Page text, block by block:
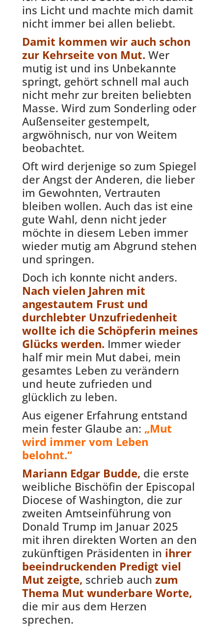
ins Licht und machte mich damit
nicht immer bei allen beliebt.
Damit kommen wir auch schon
zur Kehrseite von Mut. Wer
mutig ist und ins Unbekannte
springt, gehört schnell mal auch
nicht mehr zur breiten beliebten
Masse. Wird zum Sonderling oder
Außenseiter gestempelt,
argwöhnisch, nur von Weitem
beobachtet.
Oft wird derjenige so zum Spiegel
der Angst der Anderen, die lieber
im Gewohnten, Vertrauten
bleiben wollen. Auch das ist eine
gute Wahl, denn nicht jeder
möchte in diesem Leben immer
wieder mutig am Abgrund stehen
und springen.
Doch ich konnte nicht anders.
Nach vielen Jahren mit
angestautem Frust und
durchlebter Unzufriedenheit
wollte ich die Schöpferin meines
Glücks werden. Immer wieder
half mir mein Mut dabei, mein
gesamtes Leben zu verändern
und heute zufrieden und
glücklich zu leben.
Aus eigener Erfahrung entstand
mein fester Glaube an: „Mut
wird immer vom Leben
belohnt.“
Mariann Edgar Budde, die erste
weibliche Bischöfin der Episcopal
Diocese of Washington, die zur
zweiten Amtseinführung von
Donald Trump im Januar 2025
mit ihren direkten Worten an den
zukünftigen Präsidenten in ihrer
beeindruckenden Predigt viel
Mut zeigte, schrieb auch zum
Thema Mut wunderbare Worte,
die mir aus dem Herzen
sprechen.